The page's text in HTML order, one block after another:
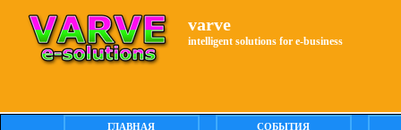
varve
intelligent solutions for e-business
ГЛАВНАЯ СОБЫТИЯ